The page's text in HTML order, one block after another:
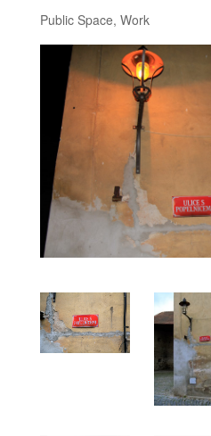
Public Space, Work